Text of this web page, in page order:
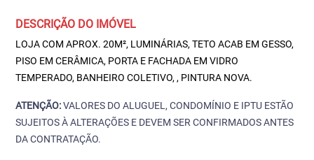
DESCRIÇÃO DO IMÓVEL
LOJA COM APROX. 20M², LUMINÁRIAS, TETO ACAB EM GESSO,
PISO EM CERÂMICA, PORTA E FACHADA EM VIDRO
TEMPERADO, BANHEIRO COLETIVO, , PINTURA NOVA.
ATENÇÃO:VALORES DO ALUGUEL, CONDOMÍNIO E IPTU ESTÃO
SUJEITOS À ALTERAÇÕES E DEVEM SER CONFIRMADOS ANTES
DA CONTRATAÇÃO.